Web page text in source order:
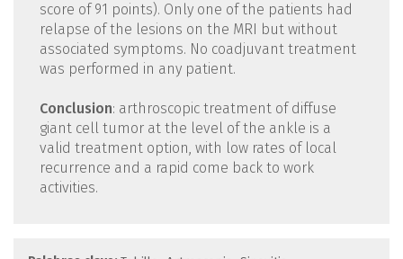
score of 91 points). Only one of the patients had
relapse of the lesions on the MRI but without
associated symptoms. No coadjuvant treatment
was performed in any patient.
Conclusion: arthroscopic treatment of diffuse
giant cell tumor at the level of the ankle is a
valid treatment option, with low rates of local
recurrence and a rapid come back to work
activities.